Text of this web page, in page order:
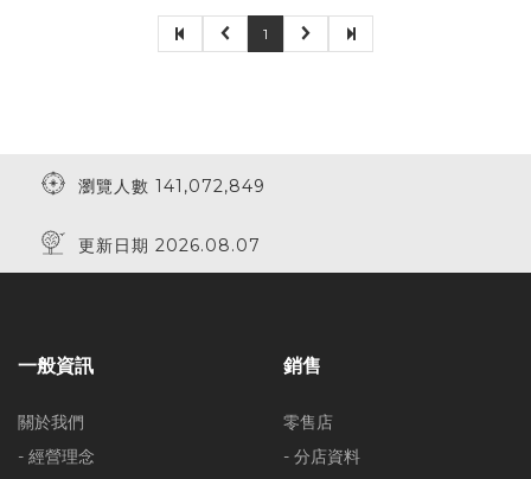
1
瀏覽人數 141,072,849
更新日期 2026.08.07
一般資訊
關於我們
- 經營理念
銷售
零售店
- 分店資料